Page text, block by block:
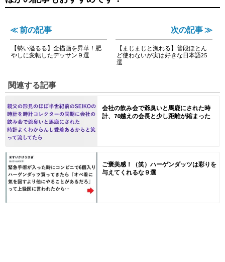
≪ 前の記事
【勢い溢るる】全描画を昇華！肥
やしに変転したデッサン９選
次の記事 ≫
【まじまじと漁れる】普段ほとん
ど使わないが実は好きな日本語25
選
関連する記事
会社の飲み会で爺臭いと馬鹿にされた時
計、70越えの会長と少し距離が縮まった
ご褒美感！（笑）ハーゲンダッツは彩りを
与えてくれるな９選